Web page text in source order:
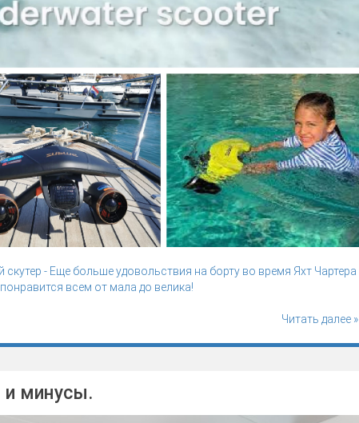
- Еще больше удовольствия на борту во время Яхт Чартера
всем от мала до велика!
Читать далее »
минусы.